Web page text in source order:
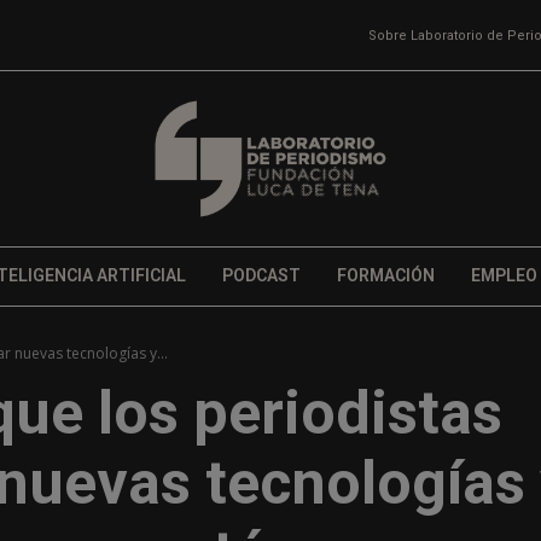
Sobre Laboratorio de
ARTIFICIAL PODCAST FORMACIÓN EMPLEO
nuevas tecnologías y...
los periodistas
tecnologías